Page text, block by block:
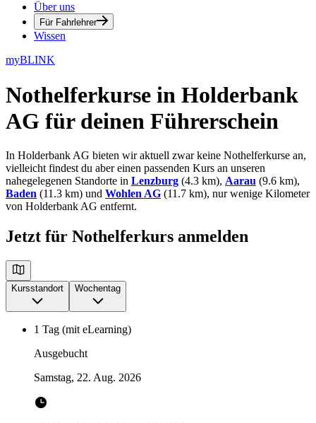
Über uns
Für Fahrlehrer
Wissen
myBLINK
Nothelferkurse in Holderbank
AG für deinen Führerschein
In Holderbank AG bieten wir aktuell zwar keine Nothelferkurse an,
vielleicht findest du aber einen passenden Kurs an unseren
nahegelegenen Standorte in Lenzburg (4.3 km), Aarau (9.6 km),
Baden (11.3 km) und Wohlen AG (11.7 km), nur wenige Kilometer
von Holderbank AG entfernt.
Jetzt für Nothelferkurs anmelden
Kursstandort Wochentag
1 Tag (mit eLearning)
Ausgebucht
Samstag, 22. Aug. 2026